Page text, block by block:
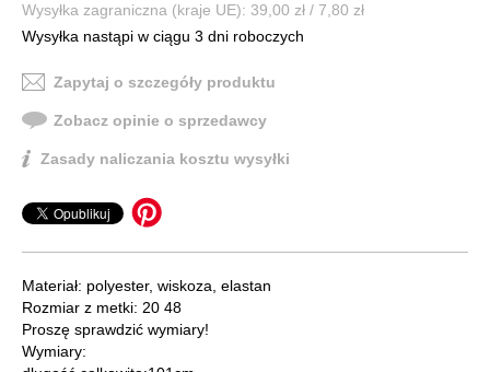
Wysyłka zagraniczna (kraje UE): 39,00 zł / 7,80 zł
Wysyłka nastąpi w ciągu 3 dni roboczych
Zapytaj o szczegóły produktu
Zobacz opinie o sprzedawcy
Zasady naliczania kosztu wysyłki
Materiał: polyester, wiskoza, elastan
Rozmiar z metki: 20 48
Proszę sprawdzić wymiary!
Wymiary: